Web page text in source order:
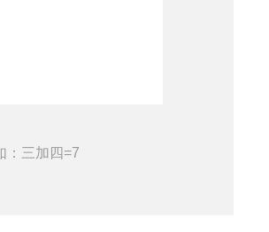
：三加四=7